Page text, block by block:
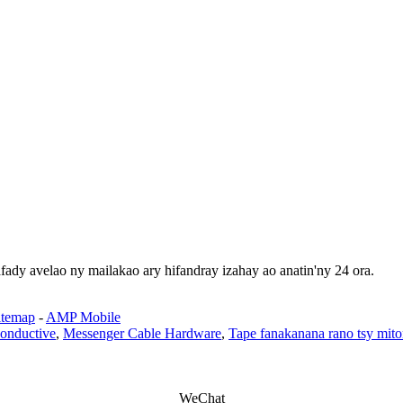
avelao ny mailakao ary hifandray izahay ao anatin'ny 24 ora.
- AMP Mobile
, Messenger Cable Hardware, Tape fanakanana rano tsy
WeChat